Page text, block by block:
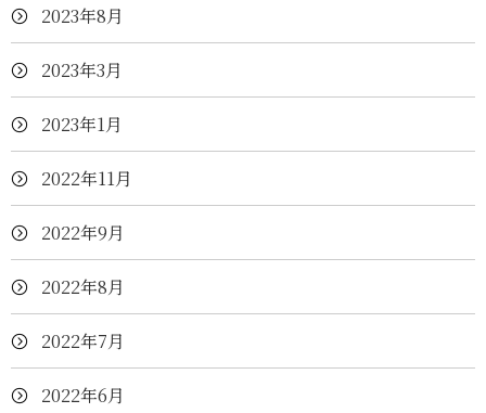
2023年8月
2023年3月
2023年1月
2022年11月
2022年9月
2022年8月
2022年7月
2022年6月